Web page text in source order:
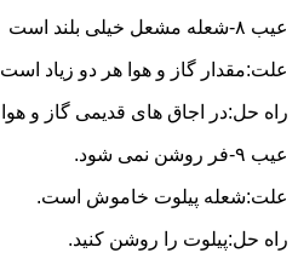
عیب ۸-شعله مشعل خیلی بلند است
علت:مقدار گاز و هوا هر دو زیاد
راه حل:در اجاق های قدیمی گاز و هوا
عیب ۹-فر روشن نمی شود.
علت:شعله پیلوت خاموش است.
راه حل:پیلوت را روشن کنید.